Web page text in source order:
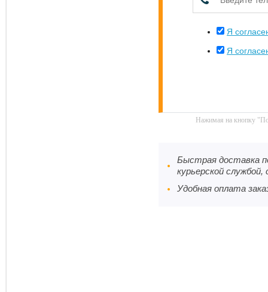
Я
Я
Нажимая на кнопку
Быстрая доставка
курьерской службой,
Удобная оплата